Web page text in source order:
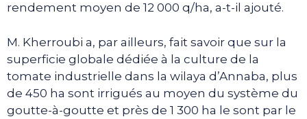
rendement moyen de 12 000 q/ha, a-t-il ajouté.
M. Kherroubi a, par ailleurs, fait savoir que sur la
superficie globale dédiée à la culture de la
tomate industrielle dans la wilaya d’Annaba, plus
de 450 ha sont irrigués au moyen du système du
goutte-à-goutte et près de 1 300 ha le sont par le